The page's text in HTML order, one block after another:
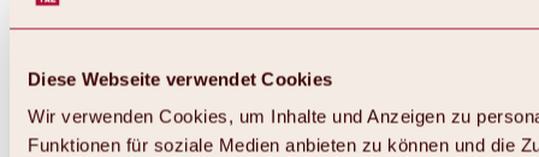
Diese Webseite verwendet Cookies
Wir verwenden Cookies, um Inhalte und Anzeigen zu
Funktionen für soziale Medien anbieten zu können und die